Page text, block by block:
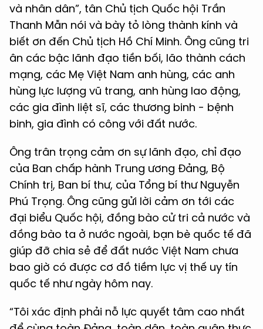
và nhân dân”, tân Chủ tịch Quốc hội Trần
Thanh Mẫn nói và bày tỏ lòng thành kính và
biết ơn đến Chủ tịch Hồ Chí Minh. Ông cũng tri
ân các bậc lãnh đạo tiền bối, lão thành cách
mạng, các Mẹ Việt Nam anh hùng, các anh
hùng lực lượng vũ trang, anh hùng lao động,
các gia đình liệt sĩ, các thương binh - bệnh
binh, gia đình có công với đất nước.
Ông trân trọng cảm ơn sự lãnh đạo, chỉ đạo
của Ban chấp hành Trung ương Đảng, Bộ
Chính trị, Ban bí thư, của Tổng bí thư Nguyễn
Phú Trọng. Ông cũng gửi lời cảm ơn tới các
đại biểu Quốc hội, đồng bào cử tri cả nước và
đồng bào ta ở nước ngoài, bạn bè quốc tế đã
giúp đỡ chia sẻ để đất nước Việt Nam chưa
bao giờ có được cơ đồ tiềm lực vị thế uy tín
quốc tế như ngày hôm nay.
“Tôi xác định phải nỗ lực quyết tâm cao nhất